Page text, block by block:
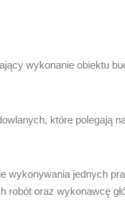
wykonanie obiektu
które polegają
jednych
oraz wykonawcę